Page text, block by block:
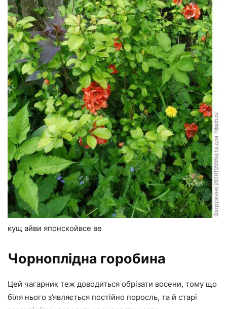
кущ айви японскойвсе ве
Чорноплідна горобина
Цей чагарник теж доводиться обрізати восени, тому що
біля нього з’являється постійно поросль, та й старі